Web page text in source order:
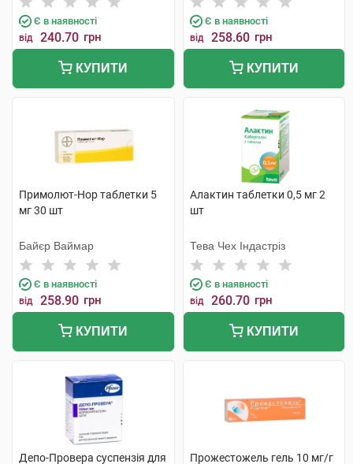
Є в наявності
від 240.70 грн
КУПИТИ
Є в наявності
від 258.60 грн
КУПИТИ
Примолют-Нор таблетки 5
мг 30 шт
Байєр Ваймар
Є в наявності
від 258.90 грн
КУПИТИ
Алактин таблетки 0,5 мг 2
шт
Тева Чех Індастріз
Є в наявності
від 260.70 грн
КУПИТИ
Депо-Провера суспензія для Прожестожель гель 10 мг/г